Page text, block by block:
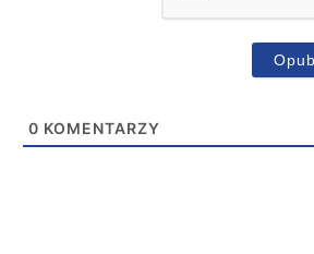
0 KOMENTARZY